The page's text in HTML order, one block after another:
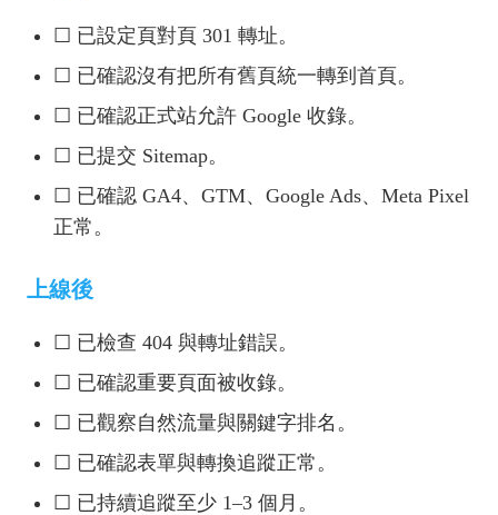
☐ 已設定頁對頁 301 轉址。
☐ 已確認沒有把所有舊頁統一轉到首頁。
☐ 已確認正式站允許 Google 收錄。
☐ 已提交 Sitemap。
☐ 已確認 GA4、GTM、Google Ads、Meta Pixel
正常。
上線後
☐ 已檢查 404 與轉址錯誤。
☐ 已確認重要頁面被收錄。
☐ 已觀察自然流量與關鍵字排名。
☐ 已確認表單與轉換追蹤正常。
☐ 已持續追蹤至少 1–3 個月。